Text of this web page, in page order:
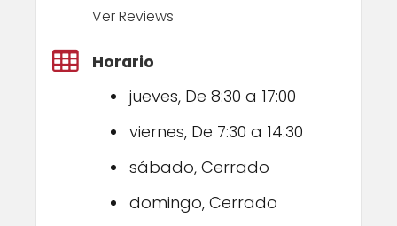
Ver Reviews
Horario
jueves, De 8:30 a 17:00
viernes, De 7:30 a 14:30
sábado, Cerrado
domingo, Cerrado